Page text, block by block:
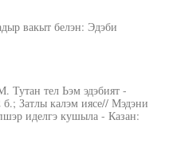
вакыт белэн: Эдэби
тел Ьэм эдэбият -
Затлы калэм иясе// Мэдэни
иделгэ кушыла - Казан: